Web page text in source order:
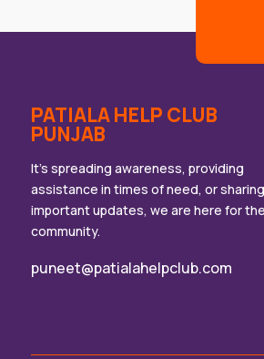
PATIALA HELP CLUB
PUNJAB
It’s spreading awareness, providing
assistance in times of need, or sharing
important updates, we are here for the
community.
puneet@patialahelpclub.com